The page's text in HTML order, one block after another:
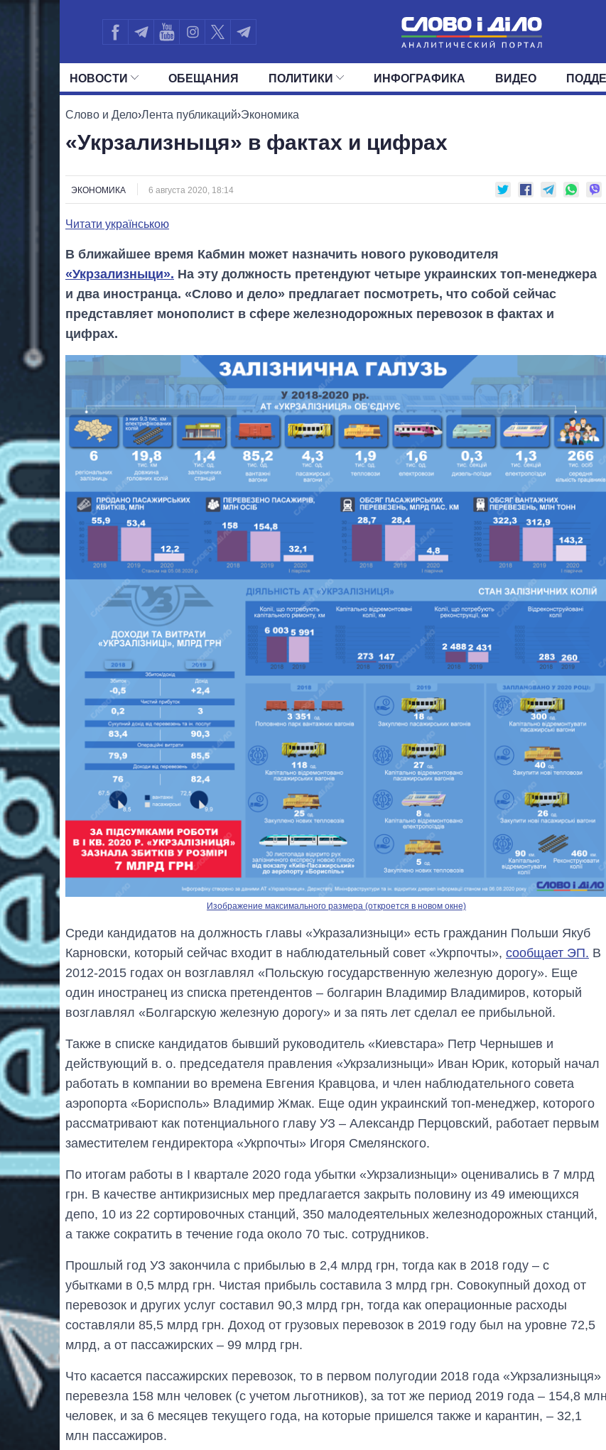
НОВОСТИ
ПОЛИТИКА ЭКОНОМИКА
ОБЕЩАНИЯ ПОЛИТИКИ
ВСЕ ПОЛИТИКИ ПРЕЗИДЕНТ И ОФИС
ДЕПУТАТЫ КОМИТЕТЫ
ИНФОГРАФИКА ВИДЕО
Слово и Дело›Лента публикаций›Экономика
«Укрзализныця» в фактах и цифрах
ЭКОНОМИКА 6 августа 2020, 18:14
Читати українською
В ближайшее время Кабмин может назначить нового руководителя
«Укрзализныци». На эту должность претендуют четыре украинских топ-менеджера
и два иностранца. «Слово и дело» предлагает посмотреть, что собой сейчас
представляет монополист в сфере железнодорожных перевозок в фактах и
цифрах.
Изображение максимального размера (откроется в новом окне)
Среди кандидатов на должность главы «Укразализныци» есть гражданин Польши Якуб
Карновски, который сейчас входит в наблюдательный совет «Укрпочты», сообщает ЭП. В
2012-2015 годах он возглавлял «Польскую государственную железную дорогу». Еще
один иностранец из списка претендентов – болгарин Владимир Владимиров, который
возглавлял «Болгарскую железную дорогу» и за пять лет сделал ее прибыльной.
Также в списке кандидатов бывший руководитель «Киевстара» Петр Чернышев и
действующий в. о. председателя правления «Укрзализныци» Иван Юрик, который начал
работать в компании во времена Евгения Кравцова, и член наблюдательного совета
аэропорта «Борисполь» Владимир Жмак. Еще один украинский топ-менеджер, которого
рассматривают как потенциального главу УЗ – Александр Перцовский, работает первым
заместителем гендиректора «Укрпочты» Игоря Смелянского.
По итогам работы в I квартале 2020 года убытки «Укрзализныци» оценивались в 7 млрд
грн. В качестве антикризисных мер предлагается закрыть половину из 49 имеющихся
депо, 10 из 22 сортировочных станций, 350 малодеятельных железнодорожных станций,
а также сократить в течение года около 70 тыс. сотрудников.
Прошлый год УЗ закончила с прибылью в 2,4 млрд грн, тогда как в 2018 году – с
убытками в 0,5 млрд грн. Чистая прибыль составила 3 млрд грн. Совокупный доход от
перевозок и других услуг составил 90,3 млрд грн, тогда как операционные расходы
составляли 85,5 млрд грн. Доход от грузовых перевозок в 2019 году был на уровне 72,5
млрд, а от пассажирских – 99 млрд грн.
Что касается пассажирских перевозок, то в первом полугодии 2018 года «Укрзализныця»
перевезла 158 млн человек (с учетом льготников), за тот же период 2019 года – 154,8 млн
человек, и за 6 месяцев текущего года, на которые пришелся также и карантин, – 32,1
млн пассажиров.
Как изменился
бюджет
Министерства
обороны за 13
войны с